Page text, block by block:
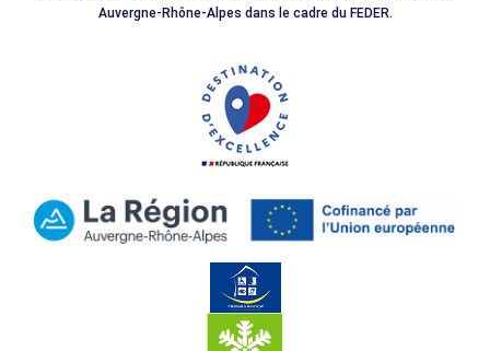
Auvergne-Rhône-Alpes dans le cadre du FEDER.